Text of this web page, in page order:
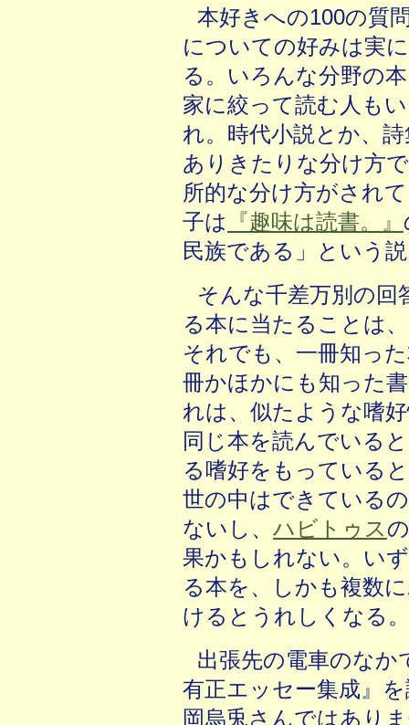
本好きへの100の質
についての好みは実
る。いろんな分野の
家に絞って読む人も
れ。時代小説とか、
ありきたりな分け方
所的な分け方がされ
子は
『趣味は読書。』
民族である」という
そんな千差万別の回
る本に当たることは
それでも、一冊知っ
冊かほかにも知った
れは、似たような嗜
同じ本を読んでいる
る嗜好をもっている
世の中はできている
ないし、 ハビトゥス
果かもしれない。い
る本を、しかも複数
けるとうれしくなる。
出張先の電車のなか
有正エッセー集成』
岡烏兎さんではあり